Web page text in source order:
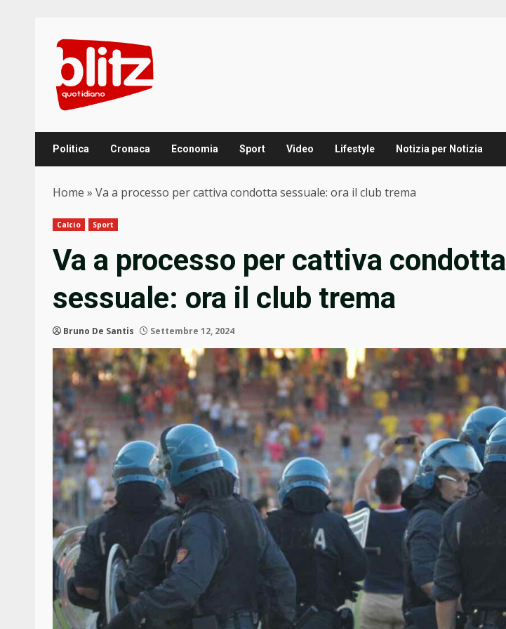
content
Politica Cronaca Economia Sport Video Lifestyle Notizia per Notizia
Home » Va a processo per cattiva condotta sessuale: ora il club trema
Calcio Sport
Va a processo per cattiva condotta
sessuale: ora il club trema
Bruno De Santis Settembre 12, 2024